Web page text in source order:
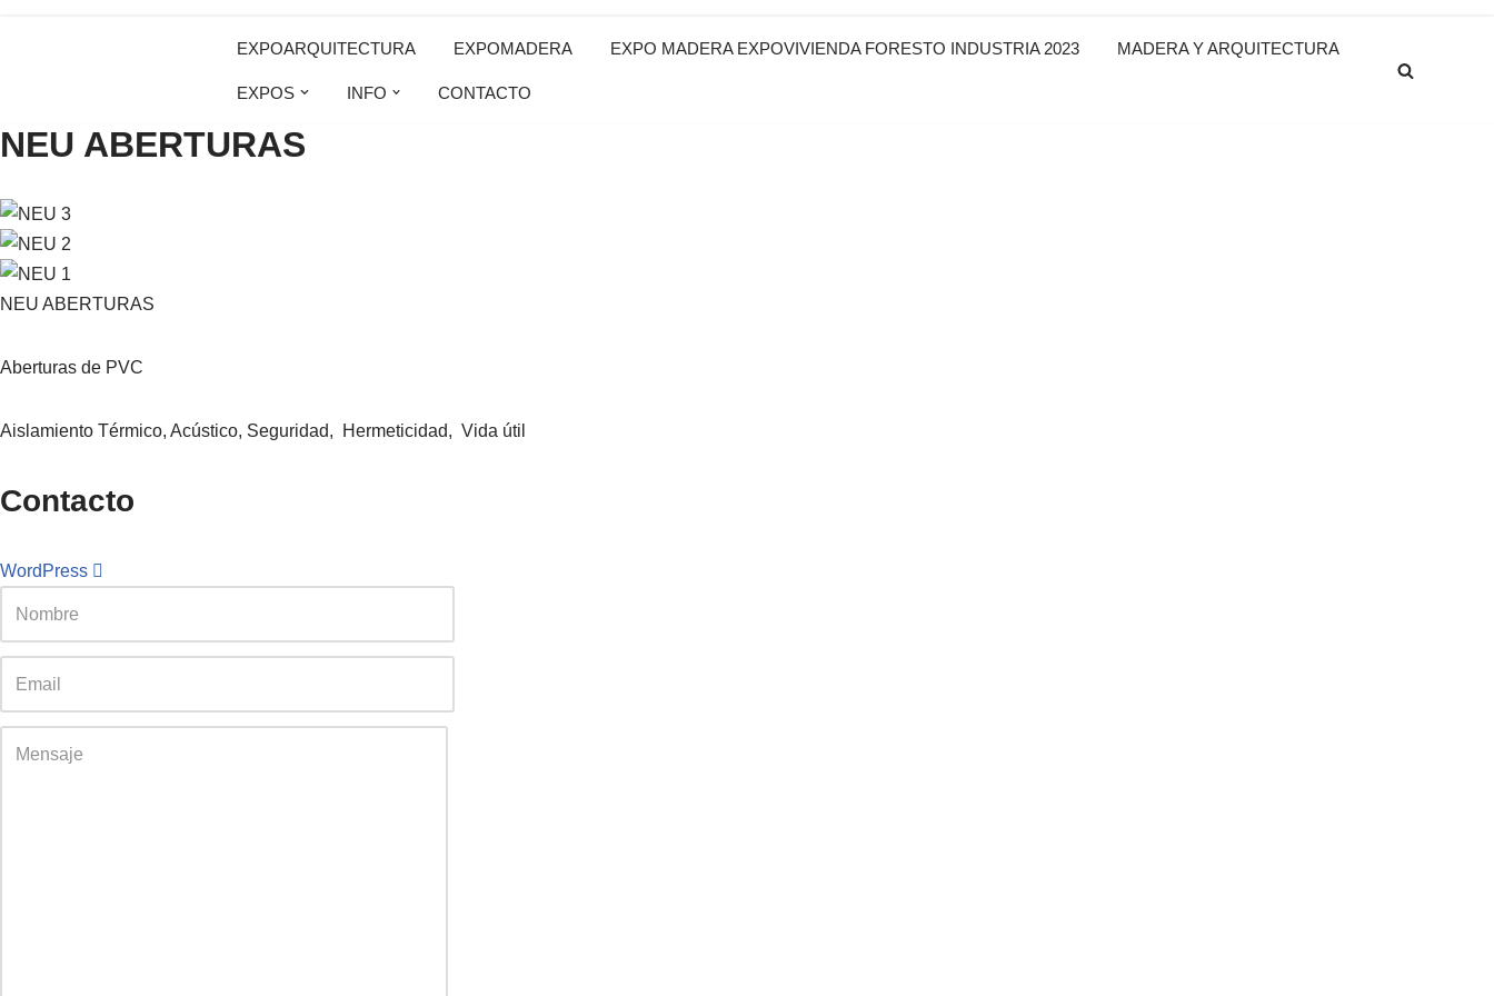
contenido
EXPOARQUITECTURA EXPOMADERA EXPO MADERA EXPOVIVIENDA FORESTO INDUSTRIA 2023 MADERA Y ARQUITECTURA
EXPOS INFO CONTACTO
NEU ABERTURAS
NEU ABERTURAS
Aberturas de PVC
Aislamiento Térmico, Acústico, Seguridad, Hermeticidad, Vida útil
Contacto
WordPress